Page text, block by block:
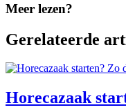
Meer lezen?
Gerelateerde
Horecazaak